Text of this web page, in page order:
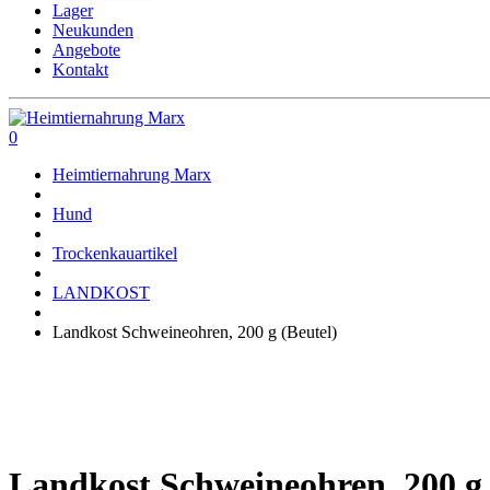
Lager
Neukunden
Angebote
Kontakt
0
Heimtiernahrung Marx
Hund
Trockenkauartikel
LANDKOST
Landkost Schweineohren, 200 g (Beutel)